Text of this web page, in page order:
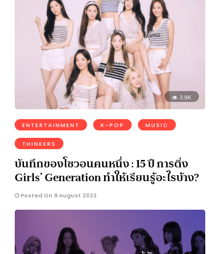
3.9K
ENTERTAINMENT K-POP MUSIC
THINKERS
บันทึกของโซวอนคนหนึ่ง : 15 ปี การติ่ง
Girls’ Generation ทำให้เรียนรู้อะไรบ้าง?
Posted On 9 August 2022